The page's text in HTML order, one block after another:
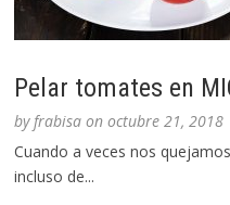
Pelar tomates en
byfrabisa onoctubre 21, 2018
Cuando a veces nos
incluso de...